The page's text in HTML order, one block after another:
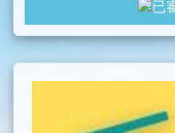
藏，发现，惊奇，感